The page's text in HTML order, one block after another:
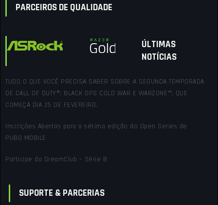
PARCEIROS DE QUALIDADE
ÚLTIMAS
NOTÍCIAS
TUDO O QUE VOCÊ PRECISA SABER SOBRE A SEGUNDA TEMPORADA
DE CALL OF DUTY®: BLACK OPS COLD WAR E WARZONE™, QUE
COMEÇA DIA 25 DE FEVEREIRO.
Inscrições Abertas para a sétima edição do Open Series de
PUBG MOBILE
Participe da DreamClub – Série B
SUPORTE & PARCERIAS